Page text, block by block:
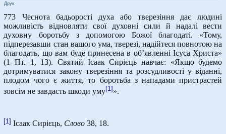
Друк
773 Чеснота бадьорості духа або тверезіння дає людині
можливість відновляти свої духовні сили й надалі вести
духовну боротьбу з допомогою Божої благодаті. «Тому,
підперезавши стан вашого ума, тверезі, надійтеся повнотою на
благодать, що вам буде принесена в об’явленні Ісуса Христа»
(1 Пт. 1, 13). Святий Ісаак Сирієць навчає: «Якщо будемо
дотримуватися закону тверезіння та розсудливості у віданні,
плодом чого є життя, то боротьба з нападами пристрастей
зовсім не завдасть шкоди уму[1] ».
[1] Ісаак Сирієць, Слово38, 18.